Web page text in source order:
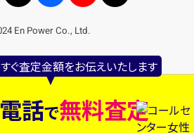
ぐ査定金額をお伝えいたします
話で無料査定
En Power Co., Ltd.